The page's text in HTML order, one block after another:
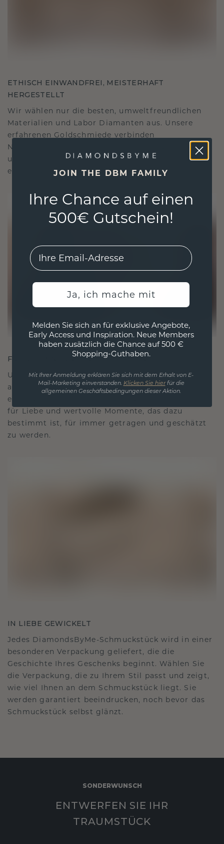
ETHISCH EINWANDFREI, MEISTERHAFT
HERGESTELLT
Wir wählen nur die besten, umweltfreundlichen
Materialien und Labor Diamanten aus. Unsere
erfahrenen Goldschmiede verbinden
Nachhaltigkeit mit beispielloser Handwerkskunst
und stellen so sicher, dass Ihr Schmuck ebenso
ethisch wie exquisit ist.
FÜR VERBINDUNGEN GESCHAFFEN
Unsere Designphilosophie ist auf Verbindung
ausgelegt, wobei jedes Stück so gestaltet ist, dass
es die Zeit überdauert. Es wird zu Ihrem Symbol
für Liebe und wertvolle Momente, das dazu
bestimmt ist, für immer getragen und geschätzt
zu werden.
IN LIEBE GEWICKELT
Jedes DiamondsByMe-Schmuckstück wird in einer
besonderen Verpackung geliefert, die die
Geschichte Ihres Geschenks beginnt. Wählen Sie
die Verpackung, die zu Ihrem Stil passt und zeigt,
wie viel Ihnen an dem Schmuckstück liegt. Sie
werden garantiert beeindrucken, noch bevor das
Schmuckstück selbst glänzt.
SONDERWUNSCH
ENTWERFEN SIE IHR
TRAUMSTÜCK
JOIN THE DBM FAMILY
Ihre Chance auf einen
500€ Gutschein!
EMail
Ja, ich mache mit
Melden Sie sich an für exklusive Angebote,
Early Access und Inspiration. Neue Members
haben zusätzlich die Chance auf 500 €
Shopping-Guthaben.
Mit Ihrer Anmeldung erklären Sie sich mit dem Erhalt von E-
Mail-Marketing einverstanden. Klicken Sie hierfür die
allgemeinen Geschäftsbedingungen dieser Aktion.